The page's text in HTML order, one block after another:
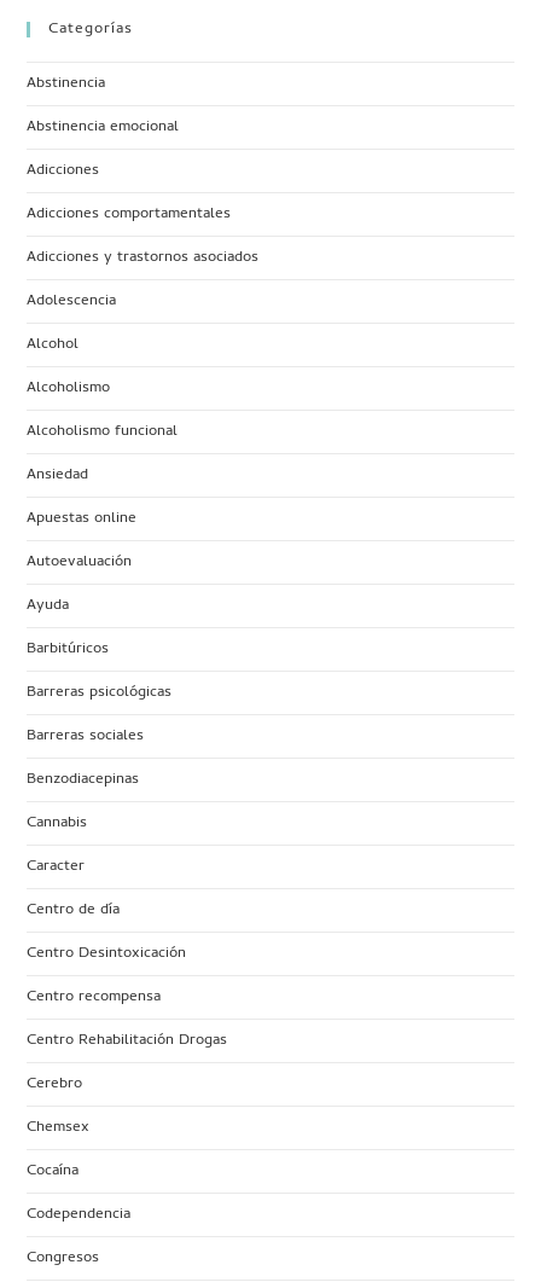
Categorías
Abstinencia
Abstinencia emocional
Adicciones
Adicciones comportamentales
Adicciones y trastornos asociados
Adolescencia
Alcohol
Alcoholismo
Alcoholismo funcional
Ansiedad
Apuestas online
Autoevaluación
Ayuda
Barbitúricos
Barreras psicológicas
Barreras sociales
Benzodiacepinas
Cannabis
Caracter
Centro de día
Centro Desintoxicación
Centro recompensa
Centro Rehabilitación Drogas
Cerebro
Chemsex
Cocaína
Codependencia
Congresos